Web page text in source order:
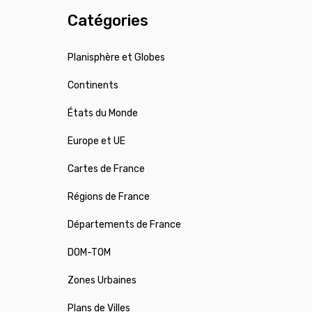
Catégories
Planisphère et Globes
Continents
États du Monde
Europe et UE
Cartes de France
Régions de France
Départements de France
DOM-TOM
Zones Urbaines
Plans de Villes